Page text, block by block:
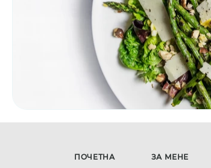
ПОЧЕТНА ЗА МЕНЕ